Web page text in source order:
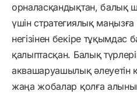
орналасқандықтан, балық
үшін стратегиялық
негізінен бекіре тұқымдас
қалыптасқан. Балық
аквашаруашылық әлеуетін
жаңа жобалар қолға